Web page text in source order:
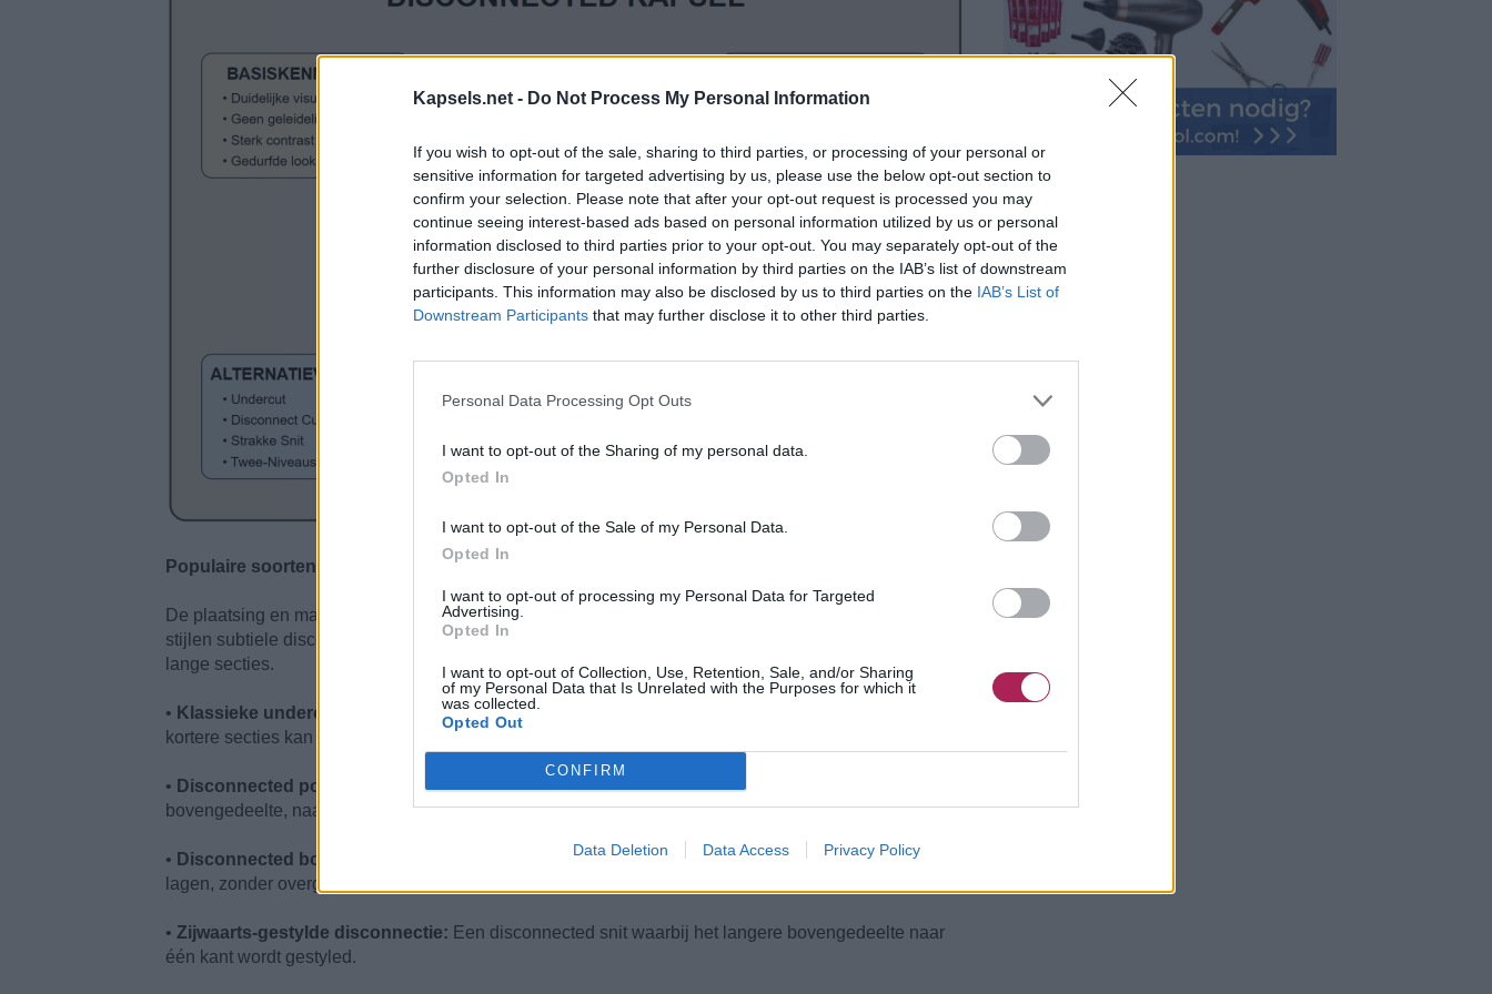
Kapsels.net - Do Not Process My Personal Information
If you wish to opt-out of the sale, sharing to third parties, or processing of your personal or
sensitive information for targeted advertising by us, please use the below opt-out section to
confirm your selection. Please note that after your opt-out request is processed you may
continue seeing interest-based ads based on personal information utilized by us or personal
information disclosed to third parties prior to your opt-out. You may separately opt-out of the
further disclosure of your personal information by third parties on the IAB’s list of downstream
participants. This information may also be disclosed by us to third parties on the IAB’s List of
Downstream Participants that may further disclose it to other third parties.
Personal Data Processing Opt Outs
I want to opt-out of the Sharing of my personal data.
Opted In
I want to opt-out of the Sale of my Personal Data.
Opted In
I want to opt-out of processing my Personal Data for Targeted
Advertising.
Opted In
I want to opt-out of Collection, Use, Retention, Sale, and/or Sharing
of my Personal Data that Is Unrelated with the Purposes for which it
was collected.
Opted Out
CONFIRM
Data Deletion Data Access Privacy Policy
Populaire soorten disconnected kapsels
De plaatsing en mate van lengtecontrast bepalen vaak de naam van het kapsel. Hoewel sommige
stijlen subtiele disconnectie hebben, hebben ze allemaal een duidelijke scheiding tussen korte en
lange secties.
• Klassieke undercut:
Zeer korte zijkanten en achterkant met langer haar bovenop, dat over de
kortere secties kan vallen.
• Disconnected pompadour:
Een gedurfd kapsel met korte zijkanten en een veel langer
bovengedeelte, naar achteren gestyled.
• Disconnected bob:
Een bob met een opvallend contrast in lengte tussen de omtrek en de binnenste
lagen, zonder overgang.
• Zijwaarts-gestylde disconnectie: Een disconnected snit waarbij het langere bovengedeelte naar
één kant wordt gestyled.